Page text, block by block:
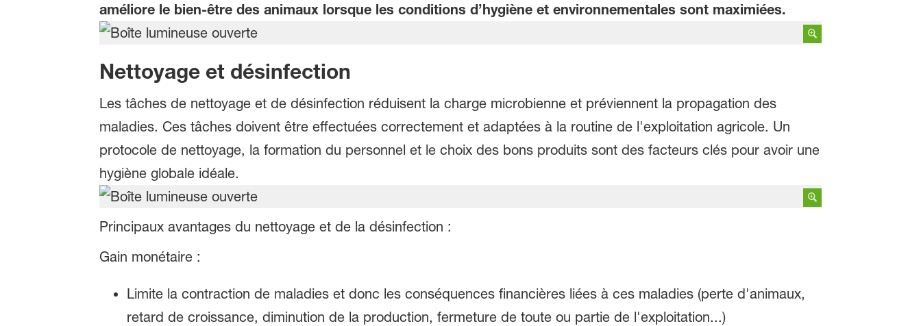
améliore le bien-être des animaux lorsque les conditions d’hygiène et environnementales sont maximiées.
Nettoyage et désinfection
Les tâches de nettoyage et de désinfection réduisent la charge microbienne et préviennent la propagation des
maladies. Ces tâches doivent être effectuées correctement et adaptées à la routine de l'exploitation agricole. Un
protocole de nettoyage, la formation du personnel et le choix des bons produits sont des facteurs clés pour avoir une
hygiène globale idéale.
Principaux avantages du nettoyage et de la désinfection :
Gain monétaire :
Limite la contraction de maladies et donc les conséquences financières liées à ces maladies (perte d'animaux,
retard de croissance, diminution de la production, fermeture de toute ou partie de l'exploitation...)